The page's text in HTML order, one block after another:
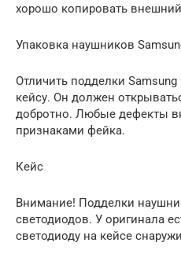
хорошо копировать
Упаковка наушников
Отличить подделки
кейсу. Он должен
добротно. Любые дефекты
признаками фейка.
Кейс
Внимание! Подделки
светодиодов. У оригинала
светодиоду на кейсе